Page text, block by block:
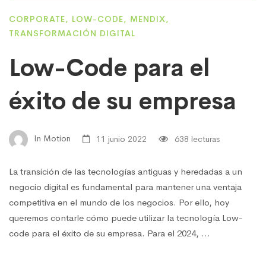
CORPORATE, LOW-CODE, MENDIX,
TRANSFORMACIÓN DIGITAL
Low-Code para el
éxito de su empresa
In Motion 11 junio 2022 638 lecturas
La transición de las tecnologías antiguas y heredadas a un
negocio digital es fundamental para mantener una ventaja
competitiva en el mundo de los negocios. Por ello, hoy
queremos contarle cómo puede utilizar la tecnología Low-
code para el éxito de su empresa. Para el 2024, …